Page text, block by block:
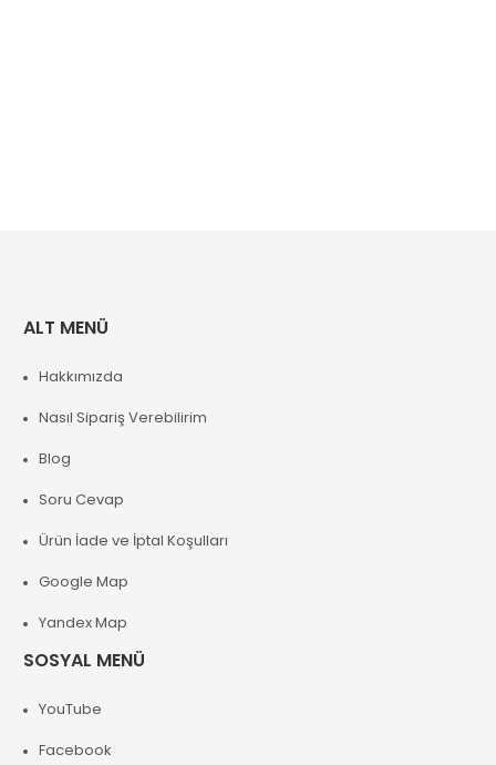
ALT MENÜ
Hakkımızda
Nasıl Sipariş Verebilirim
Blog
Soru Cevap
Ürün İade ve İptal Koşulları
Google Map
Yandex Map
SOSYAL MENÜ
YouTube
Facebook